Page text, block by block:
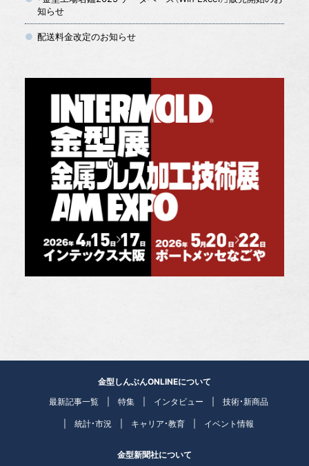
知らせ
配送料金改定のお知らせ
金型しんぶんONLINEについて
最新記事一覧
特集 インタビュー 技術・新商品
統計・市況 キャリア・教育 イベント情報
金型新聞社について